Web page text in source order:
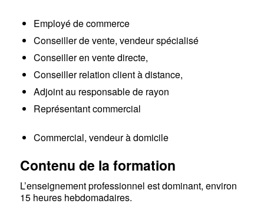
Employé de commerce
Conseiller de vente, vendeur spécialisé
Conseiller en vente directe,
Conseiller relation client à distance,
Adjoint au responsable de rayon
Représentant commercial
Commercial, vendeur à domicile
Contenu de la formation
L’enseignement professionnel est dominant, environ
15 heures hebdomadaires.